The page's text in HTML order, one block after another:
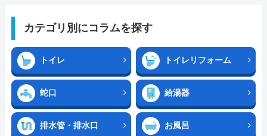
カテゴリ別にコラムを探す
トイレ トイレリフォーム
蛇口 給湯器
排水管・排水口 お風呂